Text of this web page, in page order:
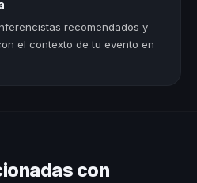
recomendados y
el contexto de tu evento en
con